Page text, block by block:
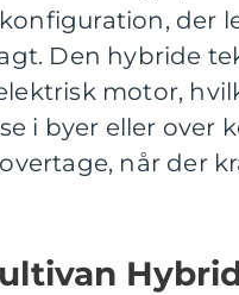
der
Den hybride
motor,
i byer eller over
når der